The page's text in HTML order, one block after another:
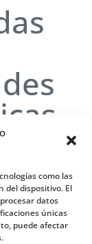
como las
del dispositivo. El
datos
únicas
puede afectar